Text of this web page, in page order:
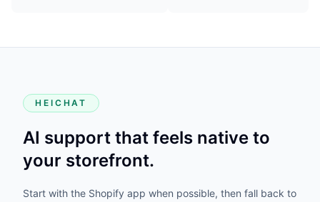
HEICHAT
AI support that feels native to
your storefront.
Start with the Shopify app when possible, then fall back to